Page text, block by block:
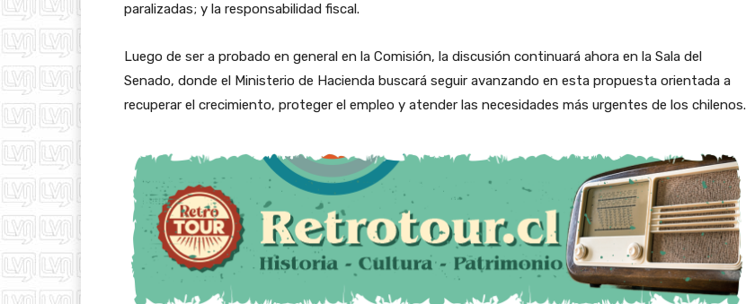
paralizadas; y la responsabilidad fiscal.
Luego de ser a probado en general en la Comisión, la discusión continuará ahora en la Sala del
Senado, donde el Ministerio de Hacienda buscará seguir avanzando en esta propuesta orientada a
recuperar el crecimiento, proteger el empleo y atender las necesidades más urgentes de los chilenos.